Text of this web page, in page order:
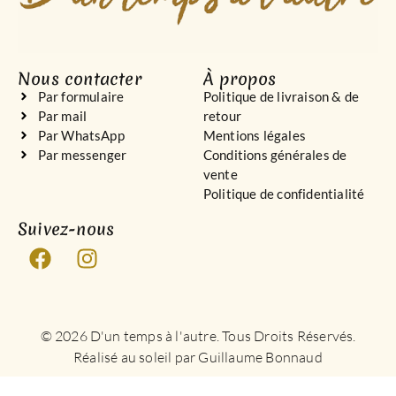
Nous contacter
Par formulaire
Par mail
Par WhatsApp
Par messenger
À propos
Politique de livraison & de
retour
Mentions légales
Conditions générales de
vente
Politique de confidentialité
Suivez-nous
© 2026 D'un temps à l'autre. Tous Droits Réservés.
Réalisé au soleil par Guillaume Bonnaud